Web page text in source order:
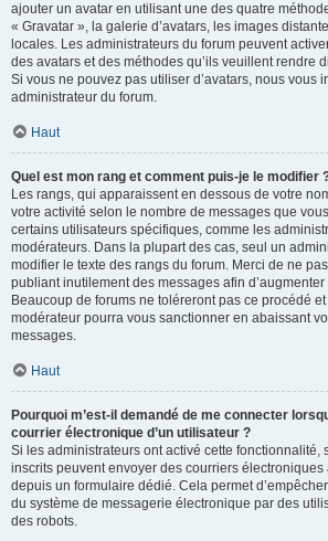
ajouter un avatar en utilisant une des quatre
« Gravatar », la galerie d’avatars, les images
locales. Les administrateurs du forum peuvent
des avatars et des méthodes qu’ils veuillent rendre
Si vous ne pouvez pas utiliser d’avatars, nous vous
administrateur du forum.
Haut
Quel est mon rang et comment puis-je le modifier
Les rangs, qui apparaissent en dessous de votre
votre activité selon le nombre de messages que
certains utilisateurs spécifiques, comme les
modérateurs. Dans la plupart des cas, seul un
modifier le texte des rangs du forum. Merci de ne
publiant inutilement des messages afin
Beaucoup de forums ne toléreront pas ce procédé
modérateur pourra vous sanctionner en abaissant
messages.
Haut
Pourquoi m’est-il demandé de me connecter
courrier électronique d’un utilisateur ?
Si les administrateurs ont activé cette fonctionnalité,
inscrits peuvent envoyer des courriers
depuis un formulaire dédié. Cela permet
du système de messagerie électronique par des
des robots.